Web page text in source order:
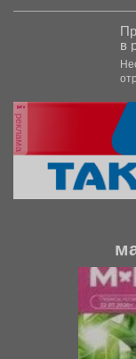
в
реклама